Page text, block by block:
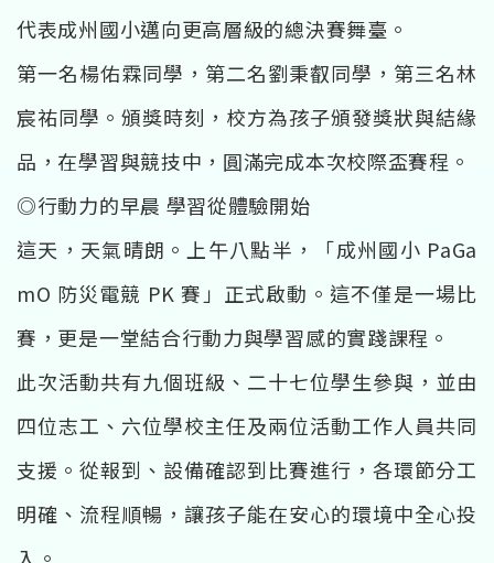
代表成州國小邁向更高層級的總決賽舞臺。
第一名楊佑霖同學，第二名劉秉叡同學，第三名林
宸祐同學。頒獎時刻，校方為孩子頒發獎狀與結緣
品，在學習與競技中，圓滿完成本次校際盃賽程。
◎行動力的早晨 學習從體驗開始
這天，天氣晴朗。上午八點半，「成州國小 PaGa
mO 防災電競 PK 賽」正式啟動。這不僅是一場比
賽，更是一堂結合行動力與學習感的實踐課程。
此次活動共有九個班級、二十七位學生參與，並由
四位志工、六位學校主任及兩位活動工作人員共同
支援。從報到、設備確認到比賽進行，各環節分工
明確、流程順暢，讓孩子能在安心的環境中全心投